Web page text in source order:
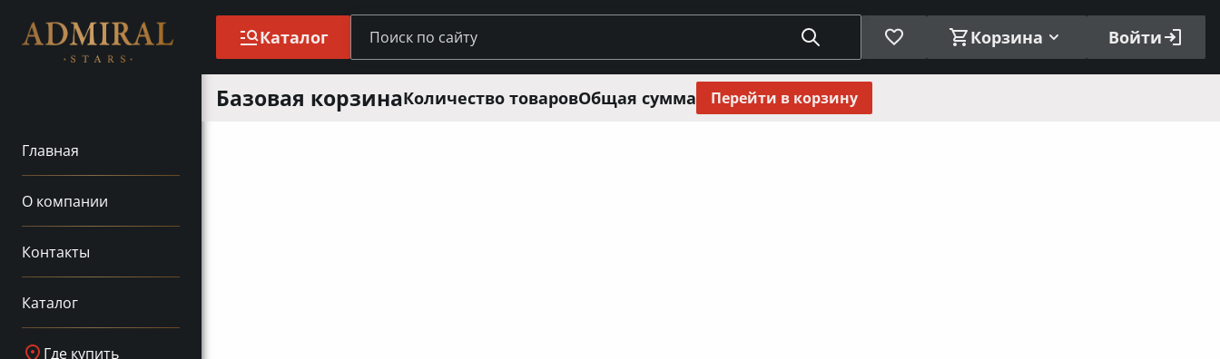
Главная
О компании
Контакты
Каталог
Где купить
Каталог Корзина Войти
Базовая корзинаКоличество товаровОбщая сумма Перейти в корзину